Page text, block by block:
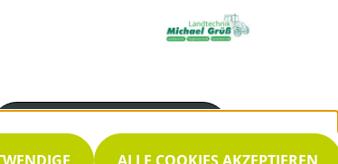
05432 905990